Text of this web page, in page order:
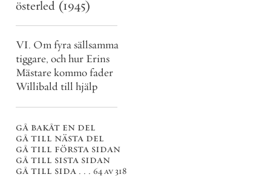
österled (1945)
VI. Om fyra sällsamma
tiggare, och hur Erins
Mästare kommo fader
Willibald till hjälp
gå bakåt en del
gå till nästa del
gå till första sidan
gå till sista sidan
gå till sida . . . 64 av 318